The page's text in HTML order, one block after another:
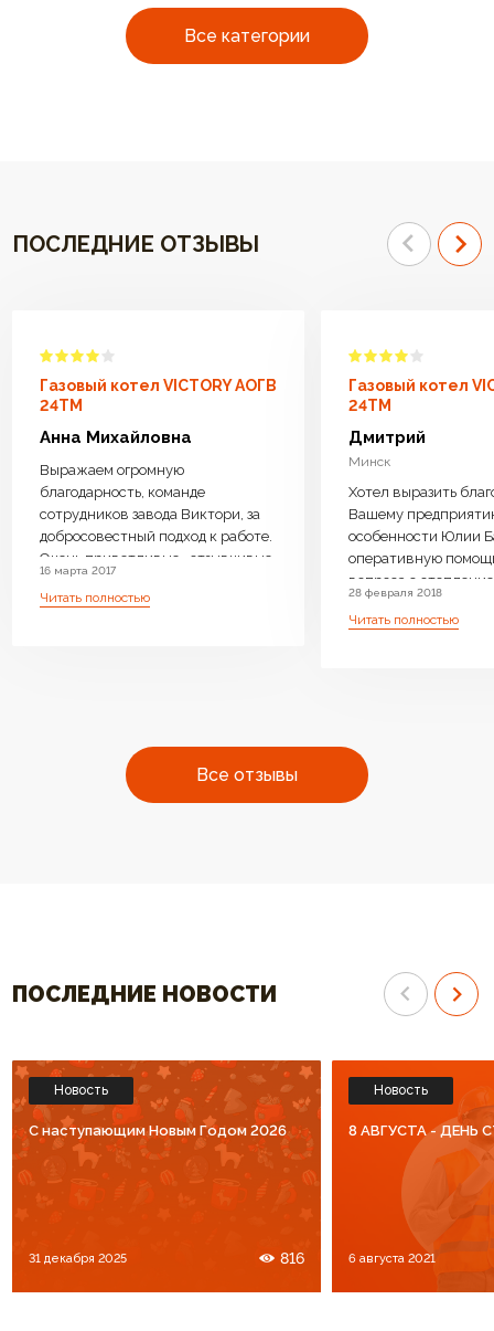
Все категории
ПОСЛЕДНИЕ ОТЗЫВЫ
Все отзывы
Газовый котел VICTORY АОГВ
24TM
Анна Михайловна
Выражаем огромную
благодарность, команде
сотрудников завода Виктори, за
добросовестный подход к работе.
Очень приветливые , отзывчивые
менеджеры ответили на все
интересующие вопросы, дали
чисто . Оборудование работает
бесшумно.Очень довольны что
выбрали ваш котел. Огромное
16 марта 2017
Читать полностью
Газовый котел
24TM
Дмитрий
Минск
Хотел выразить
Вашему
особенности Юлии
оперативную
вопроса с
возможность
замены
очень много людей
одном месте
отопления высокого
28 февраля 2018
Читать полностью
ПОСЛЕДНИЕ НОВОСТИ
Новость
C наступающим Новым Годом 2026
31 декабря 2025 816
Новость
8 АВГУСТА - ДЕНЬ
6 августа 2021